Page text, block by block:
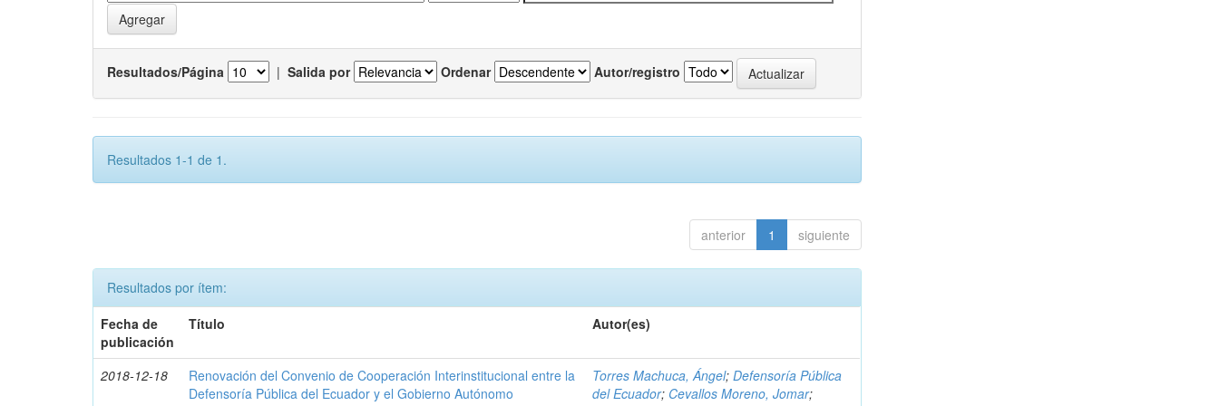
Resultados/Página | Salida por Ordenar Autor/registro
Resultados 1-1 de 1.
anterior 1 siguiente
Resultados por ítem:
Fecha de
publicación
Título Autor(es)
2018-12-18
Renovación del Convenio de Cooperación Interinstitucional entre la
Defensoría Pública del Ecuador y el Gobierno Autónomo
Torres Machuca, Ángel;Defensoría Pública
del Ecuador; Cevallos Moreno, Jomar;